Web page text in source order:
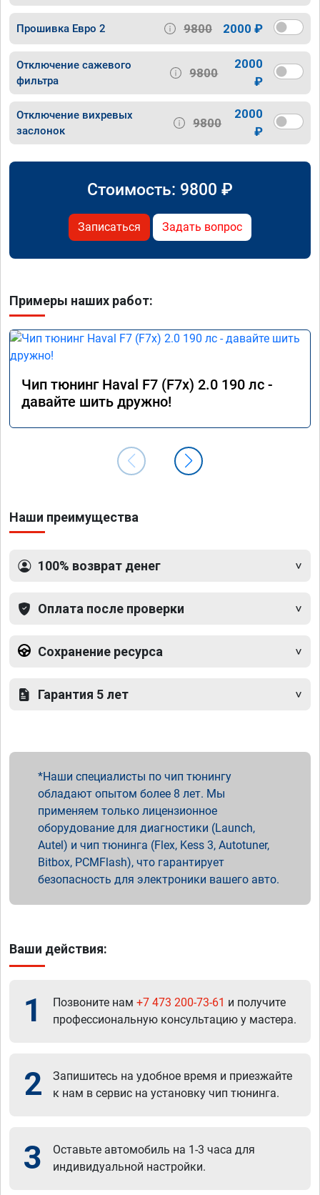
Прошивка Евро 2 9800 2000 ₽
Отключение сажевого
фильтра
9800
2000
₽
Отключение вихревых
заслонок
9800
2000
₽
Стоимость: 9800 ₽
Записаться Задать вопрос
Примеры наших работ:
Чип тюнинг Haval F7 (F7x) 2.0 190 лс -
давайте шить дружно!
Наши преимущества
100% возврат денег
Оплата после проверки
Сохранение ресурса
Гарантия 5 лет
Наши специалисты по чип тюнингу
обладают опытом более 8 лет. Мы
применяем только лицензионное
оборудование для диагностики (Launch,
Autel) и чип тюнинга (Flex, Kess 3, Autotuner,
Bitbox, PCMFlash), что гарантирует
безопасность для электроники вашего авто.
Ваши действия:
1 Позвоните нам +7 473 200-73-61 и получите
профессиональную консультацию у мастера.
2
Запишитесь на удобное время и приезжайте
к нам в сервис на установку чип тюнинга.
3
Оставьте автомобиль на 1-3 часа для
индивидуальной настройки.